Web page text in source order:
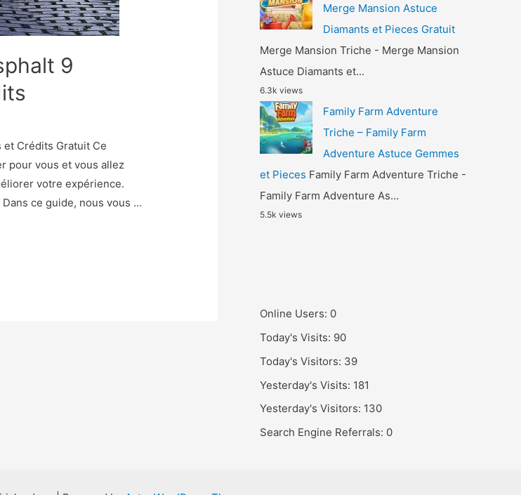
9
et Crédits Gratuit Ce
pour vous et vous allez
votre expérience.
ce guide, nous vous …
Merge Mansion Astuce
Diamants et Pieces Gratuit
Merge Mansion Triche - Merge Mansion
Astuce Diamants et...
6.3k views
Family Farm Adventure
Triche – Family Farm
Adventure Astuce Gemmes
et Pieces Family Farm Adventure Triche -
Family Farm Adventure As...
5.5k views
Online Users: 0
Today's Visits: 90
Today's Visitors: 39
Yesterday's Visits: 181
Yesterday's Visitors: 130
Search Engine Referrals: 0